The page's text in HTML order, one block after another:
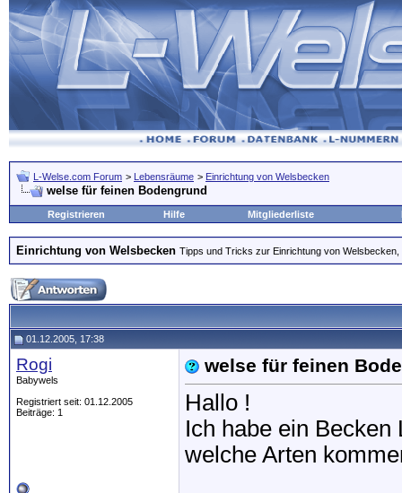
L-Welse.com Forum > Lebensräume > Einrichtung von Welsbecken
welse für feinen Bodengrund
Registrieren Hilfe Mitgliederliste
Einrichtung von Welsbecken Tipps und Tricks zur Einrichtung von
01.12.2005, 17:38
Rogi
Babywels
Registriert seit: 01.12.2005
Beiträge: 1
welse für feinen
Hallo !
Ich habe ein
welche Arten